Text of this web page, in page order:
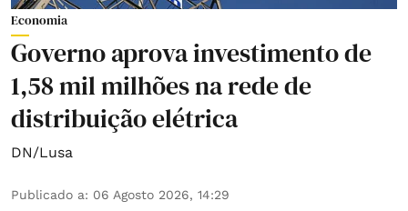
Economia
Governo aprova investimento de
1,58 mil milhões na rede de
distribuição elétrica
DN/Lusa
Publicado a: 06 Agosto 2026, 14:29